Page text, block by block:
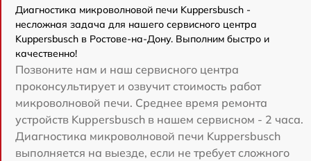
Диагностика микроволновой печи Kuppersbusch -
несложная задача для нашего сервисного центра
Kuppersbusch в Ростове-на-Дону. Выполним быстро и
качественно!
Позвоните нам и наш сервисного центра
проконсультирует и озвучит стоимость работ
микроволновой печи. Среднее время ремонта
устройств Kuppersbusch в нашем сервисном - 2 часа.
Диагностика микроволновой печи Kuppersbusch
выполняется на выезде, если не требует сложного